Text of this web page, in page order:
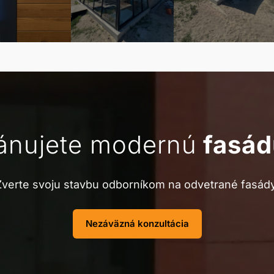
modernú
svoju stavbu odborníkom na odvetrané
Nezáväzná konzultácia